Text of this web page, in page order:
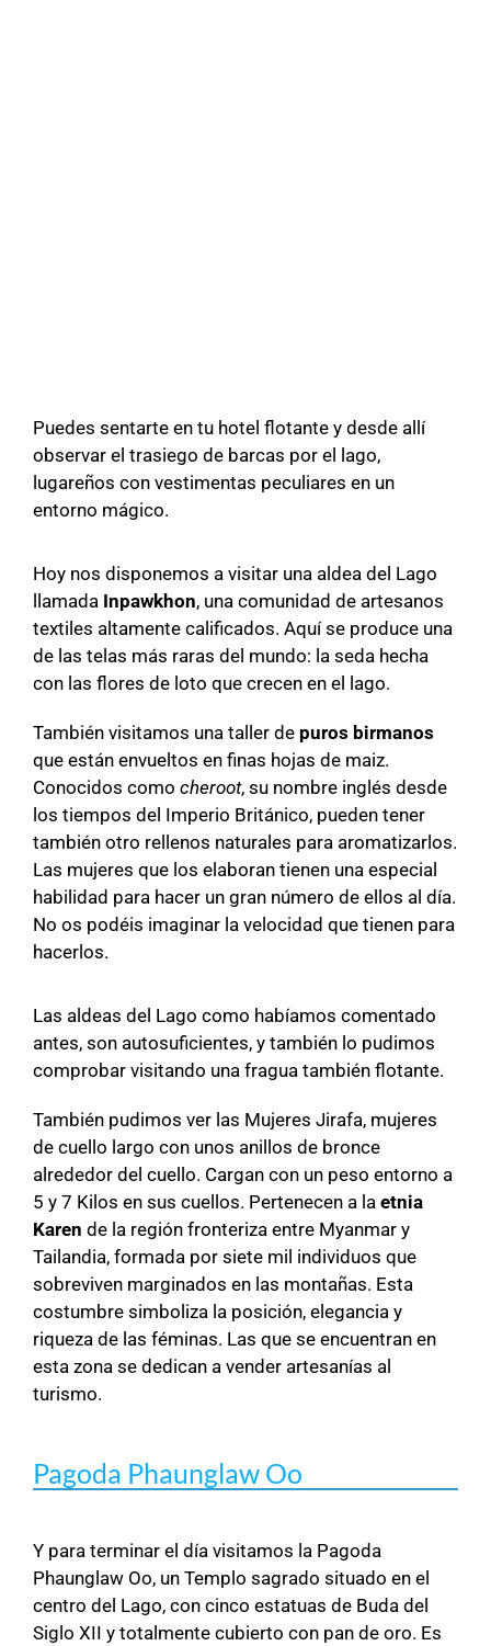
Puedes sentarte en tu hotel flotante y desde allí
observar el trasiego de barcas por el lago,
lugareños con vestimentas peculiares en un
entorno mágico.
Hoy nos disponemos a visitar una aldea del Lago
llamada Inpawkhon, una comunidad de artesanos
textiles altamente calificados. Aquí se produce una
de las telas más raras del mundo: la seda hecha
con las flores de loto que crecen en el lago.
También visitamos una taller de puros birmanos
que están envueltos en finas hojas de maiz.
Conocidos como cheroot, su nombre inglés desde
los tiempos del Imperio Británico, pueden tener
también otro rellenos naturales para aromatizarlos.
Las mujeres que los elaboran tienen una especial
habilidad para hacer un gran número de ellos al día.
No os podéis imaginar la velocidad que tienen para
hacerlos.
Las aldeas del Lago como habíamos comentado
antes, son autosuficientes, y también lo pudimos
comprobar visitando una fragua también flotante.
También pudimos ver las Mujeres Jirafa, mujeres
de cuello largo con unos anillos de bronce
alrededor del cuello. Cargan con un peso entorno a
5 y 7 Kilos en sus cuellos. Pertenecen a la etnia
Karen de la región fronteriza entre Myanmar y
Tailandia, formada por siete mil individuos que
sobreviven marginados en las montañas. Esta
costumbre simboliza la posición, elegancia y
riqueza de las féminas. Las que se encuentran en
esta zona se dedican a vender artesanías al
turismo.
Pagoda Phaunglaw Oo
Y para terminar el día visitamos la Pagoda
Phaunglaw Oo, un Templo sagrado situado en el
centro del Lago, con cinco estatuas de Buda del
Siglo XII y totalmente cubierto con pan de oro. Es